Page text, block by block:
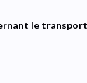
le